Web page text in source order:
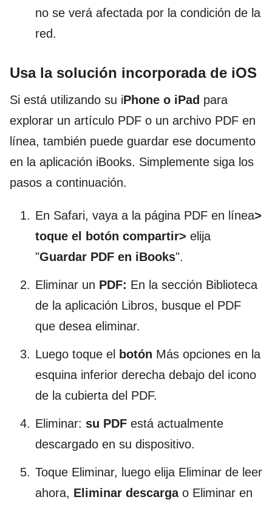
no se verá afectada por la condición de la
red.
Usa la solución incorporada de iOS
Si está utilizando su iPhone o iPad para
explorar un artículo PDF o un archivo PDF en
línea, también puede guardar ese documento
en la aplicación iBooks. Simplemente siga los
pasos a continuación.
En Safari, vaya a la página PDF en línea>
toque el botón compartir> elija
"Guardar PDF en iBooks".
Eliminar un PDF: En la sección Biblioteca
de la aplicación Libros, busque el PDF
que desea eliminar.
Luego toque el botón Más opciones en la
esquina inferior derecha debajo del icono
de la cubierta del PDF.
Eliminar: su PDF está actualmente
descargado en su dispositivo.
Toque Eliminar, luego elija Eliminar de leer
ahora, Eliminar descargao Eliminar en